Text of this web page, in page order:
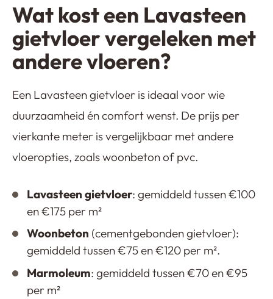
Wat kost een Lavasteen
gietvloer vergeleken met
andere vloeren?
Een Lavasteen gietvloer is ideaal voor wie
duurzaamheid én comfort wenst. De prijs per
vierkante meter is vergelijkbaar met andere
vloeropties, zoals woonbeton of pvc.
Lavasteen gietvloer: gemiddeld tussen €100
en €175 per m²
Woonbeton (cementgebonden gietvloer):
gemiddeld tussen €75 en €120 per m².
Marmoleum: gemiddeld tussen €70 en €95
per m²